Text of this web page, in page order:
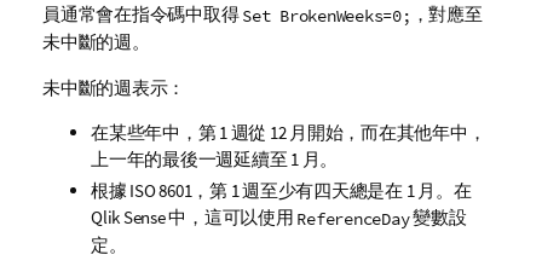
員通常會在指令碼中取得Set BrokenWeeks=0; ，對應至
未中斷的週。
未中斷的週表示：
在某些年中，第 1 週從 12 月開始，而在其他年中，
上一年的最後一週延續至 1 月。
根據 ISO 8601，第 1 週至少有四天總是在 1 月。在
Qlik Sense中，這可以使用 ReferenceDay變數設
定。